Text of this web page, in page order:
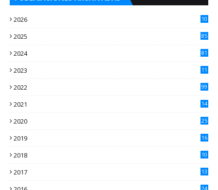
2026
10
2025 85
2024 81
2023
11
2022 99
2021
14
2020
25
2019
16
2018
10
2017
13
24